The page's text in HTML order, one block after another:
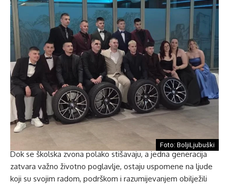
Foto: BoljiLjubuški
Dok se školska zvona polako stišavaju, a jedna generacija
zatvara važno životno poglavlje, ostaju uspomene na ljude
koji su svojim radom, podrškom i razumijevanjem obilježili